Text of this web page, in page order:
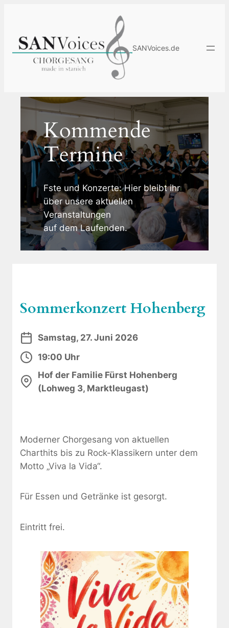
springen
SANVoices.de
Kommende
Termine
Fste und Konzerte: Hier bleibt ihr
über unsere aktuellen
Veranstaltungen
auf dem Laufenden.
Sommerkonzert Hohenberg
Samstag, 27. Juni 2026
19:00 Uhr
Hof der Familie Fürst Hohenberg
(Lohweg 3, Marktleugast)
Moderner Chorgesang von aktuellen
Charthits bis zu Rock-Klassikern unter dem
Motto „Viva la Vida“.
Für Essen und Getränke ist gesorgt.
Eintritt frei.